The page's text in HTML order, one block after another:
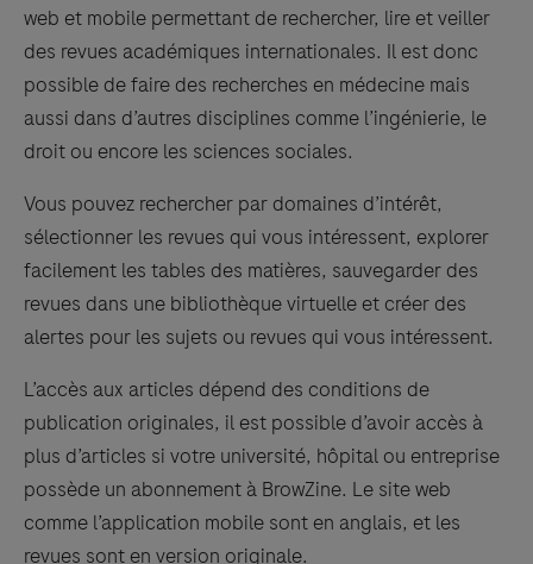
web et mobile permettant de rechercher, lire et veiller
des revues académiques internationales. Il est donc
possible de faire des recherches en médecine mais
aussi dans d’autres disciplines comme l’ingénierie, le
droit ou encore les sciences sociales.
Vous pouvez rechercher par domaines d’intérêt,
sélectionner les revues qui vous intéressent, explorer
facilement les tables des matières, sauvegarder des
revues dans une bibliothèque virtuelle et créer des
alertes pour les sujets ou revues qui vous intéressent.
L’accès aux articles dépend des conditions de
publication originales, il est possible d’avoir accès à
plus d’articles si votre université, hôpital ou entreprise
possède un abonnement à BrowZine. Le site web
comme l’application mobile sont en anglais, et les
revues sont en version originale.